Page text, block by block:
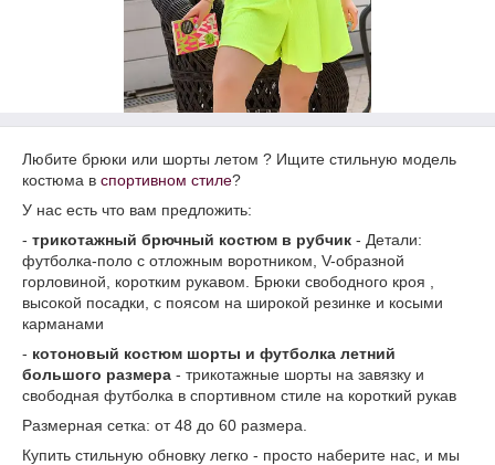
Любите брюки или шорты летом ? Ищите стильную модель
костюма в спортивном стиле?
У нас есть что вам предложить:
- трикотажный брючный костюм в рубчик - Детали:
футболка-поло с отложным воротником, V-образной
горловиной, коротким рукавом. Брюки свободного кроя ,
высокой посадки, с поясом на широкой резинке и косыми
карманами
- котоновый костюм шорты и футболка летний
большого размера - трикотажные шорты на завязку и
свободная футболка в спортивном стиле на короткий рукав
Размерная сетка: от 48 до 60 размера.
Купить стильную обновку легко - просто наберите нас, и мы